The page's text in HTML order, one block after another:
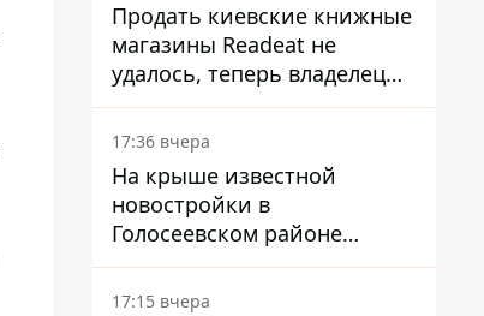
Продать киевские книжные
магазины Readeat не
удалось, теперь владелец
их просто закроет
17:36 вчера
На крыше известной
новостройки в
Голосеевском районе
разбивают парк площадью
в гектар
17:15 вчера